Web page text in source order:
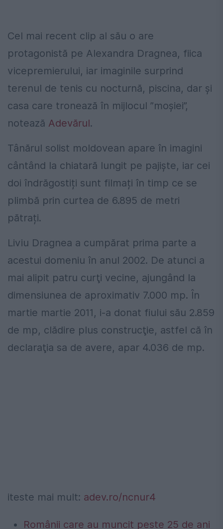
Cel mai recent clip al său o are
protagonistă pe Alexandra Dragnea, fiica
vicepremierului, iar imaginile surprind
terenul de tenis cu nocturnă, piscina, dar și
casa care tronează în mijlocul ”moșiei”,
notează Adevărul.
Tânărul solist moldovean apare în imagini
cântând la chiatară lungit pe pajiște, iar cei
doi îndrăgostiți sunt filmați în timp ce se
plimbă prin curtea de 6.895 de metri
pătrați.
Liviu Dragnea a cumpărat prima parte a
acestui domeniu în anul 2002. De atunci a
mai alipit patru curţi vecine, ajungând la
dimensiunea de aproximativ 7.000 mp. În
martie martie 2011, i-a donat fiului său 2.859
de mp, clădire plus construcţie, astfel că în
declaraţia sa de avere, apar 4.036 de mp.
iteste mai mult: adev.ro/ncnur4
Românii care au muncit peste 25 de ani